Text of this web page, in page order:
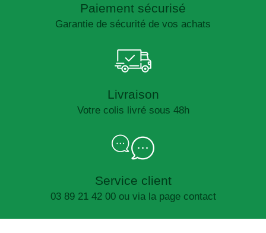
Paiement sécurisé
Garantie de sécurité de vos achats
Livraison
Votre colis livré sous 48h
Service client
03 89 21 42 00 ou via la page contact